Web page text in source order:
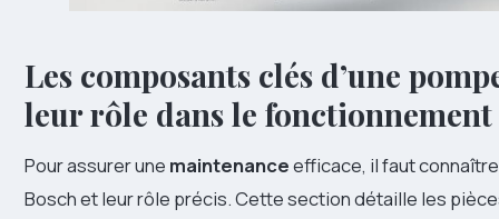
Les composants clés d’une
leur rôle dans le fonctionnement
Pour assurer une maintenanceefficace, il faut
Bosch et leur rôle précis. Cette section détaille les